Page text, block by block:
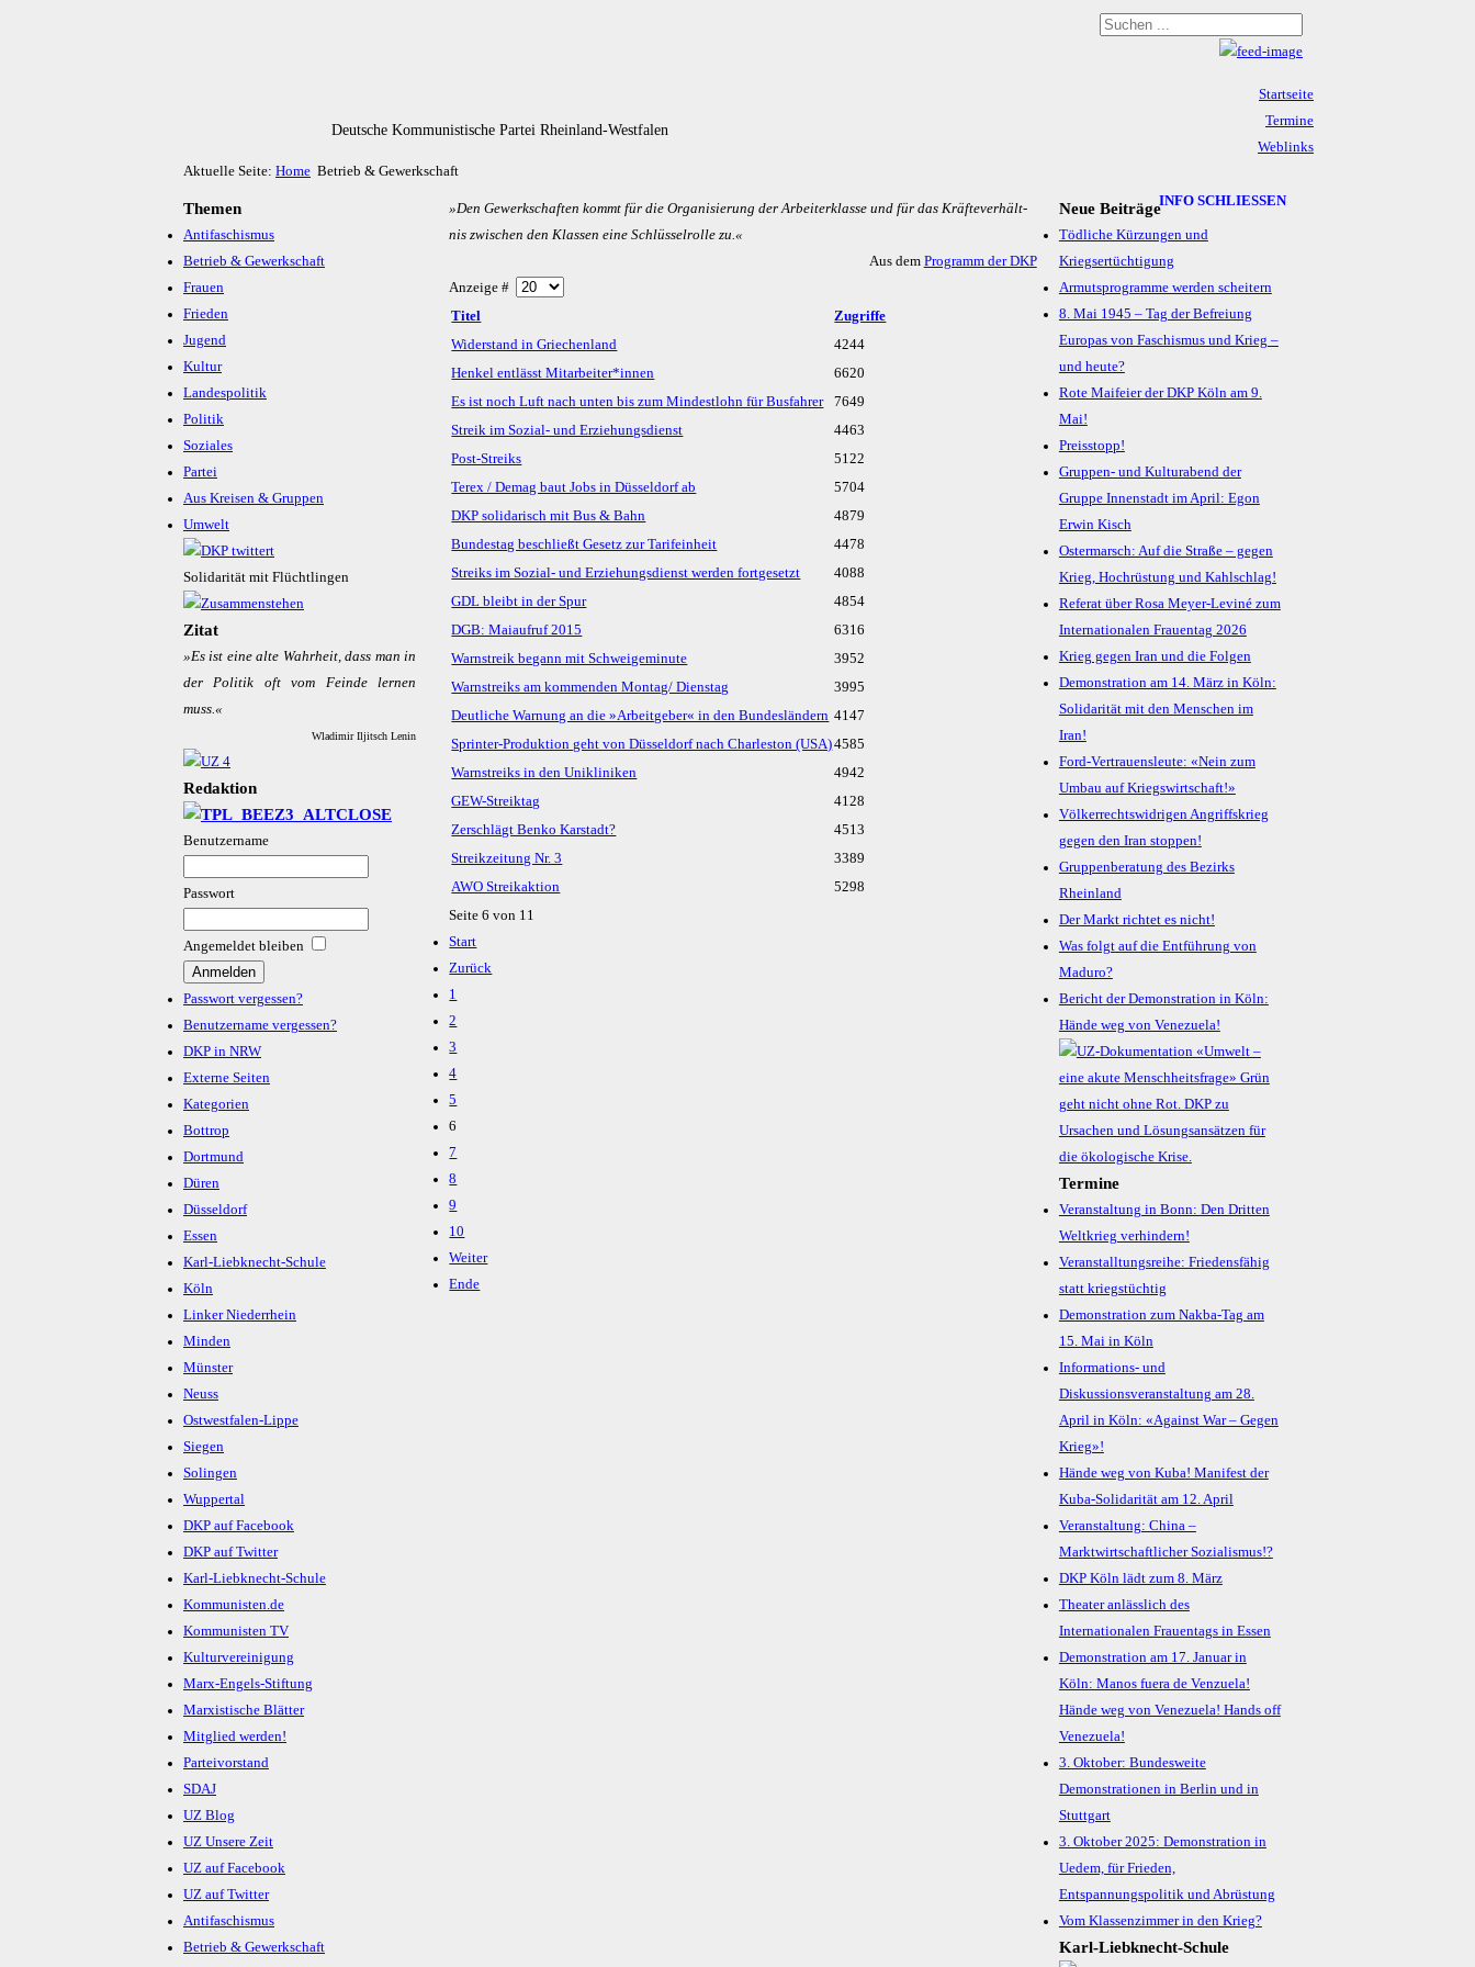
Deutsche Kommunistische Partei Rheinland-Westfalen
Startseite
Termine
Weblinks
Impressum & Datenschutz
Aktuelle Seite: Home Betrieb & Gewerkschaft
Themen
Antifaschismus
Betrieb & Gewerkschaft
Frauen
Frieden
Jugend
Kultur
Landespolitik
Politik
Soziales
Partei
Aus Kreisen & Gruppen
Umwelt
Solidarität mit Flüchtlingen
Zitat
»Es ist ei­ne al­te Wahr­heit, dass man in
der Po­li­tik oft vom Fein­de ler­nen
muss.«
Wladimir Iljitsch Lenin
Redaktion
Benutzername
Passwort
Angemeldet bleiben
Passwort vergessen?
Benutzername vergessen?
DKP in NRW
Externe Seiten
Kategorien
Bottrop
Dortmund
Düren
Düsseldorf
Essen
Karl-Liebknecht-Schule
Köln
Linker Niederrhein
Minden
Münster
Neuss
Ostwestfalen-Lippe
Siegen
Solingen
Wuppertal
DKP auf Facebook
DKP auf Twitter
Karl-Liebknecht-Schule
Kommunisten.de
Kommunisten TV
Kulturvereinigung
Marx-Engels-Stiftung
Marxistische Blätter
Mitglied werden!
Parteivorstand
SDAJ
UZ Blog
UZ Unsere Zeit
UZ auf Facebook
UZ auf Twitter
Antifaschismus
Betrieb & Gewerkschaft
»Den Ge­werk­schaf­ten kommt für die Or­ga­ni­sie­rung der Ar­bei­ter­klas­se und für das Kräf­te­ver­hält­
nis zwi­schen den Klas­sen ei­ne Schlüs­sel­rol­le zu.«
Aus dem Programm der DKP
Anzeige #
Titel
Zugriffe
Widerstand in Griechenland
4244
Henkel entlässt Mitarbeiter*innen
6620
Es ist noch Luft nach unten bis zum Mindestlohn für Busfahrer
7649
Streik im Sozial- und Erziehungsdienst
4463
Post-Streiks
5122
Terex / Demag baut Jobs in Düsseldorf ab
5704
DKP solidarisch mit Bus & Bahn
4879
Bundestag beschließt Gesetz zur Tarifeinheit
4478
Streiks im Sozial- und Erziehungsdienst werden fortgesetzt
4088
GDL bleibt in der Spur
4854
DGB: Maiaufruf 2015
6316
Warnstreik begann mit Schweigeminute
3952
Warnstreiks am kommenden Montag/ Dienstag
3995
Deutliche Warnung an die »Arbeitgeber« in den Bundesländern 4147
Sprinter-Produktion geht von Düsseldorf nach Charleston (USA)4585
Warn­streiks in den Uni­kli­ni­ken
4942
GEW-Streiktag
4128
Zerschlägt Benko Karstadt?
4513
Streikzeitung Nr. 3
3389
AWO Streikaktion
5298
Seite 6 von 11
Start
Zurück
1
2
3
4
5
6
7
8
9
10
Weiter
Ende
INFO SCHLIESSEN
Neue Beiträge
Tödliche Kürzungen und
Kriegsertüchtigung
Armutsprogramme werden scheitern
8. Mai 1945 – Tag der Befreiung
Europas von Faschismus und Krieg –
und heute?
Rote Maifeier der DKP Köln am 9.
Mai!
Preisstopp!
Gruppen- und Kulturabend der
Gruppe Innenstadt im April: Egon
Erwin Kisch
Ostermarsch: Auf die Straße – gegen
Krieg, Hochrüstung und Kahlschlag!
Referat über Rosa Meyer-Leviné zum
Internationalen Frauentag 2026
Krieg gegen Iran und die Folgen
Demonstration am 14. März in Köln:
Solidarität mit den Menschen im
Iran!
Ford-Vertrauensleute: «Nein zum
Umbau auf Kriegswirtschaft!»
Völkerrechtswidrigen Angriffskrieg
gegen den Iran stoppen!
Gruppenberatung des Bezirks
Rheinland
Der Markt richtet es nicht!
Was folgt auf die Entführung von
Maduro?
Bericht der Demonstration in Köln:
Hände weg von Venezuela!
Termine
Veranstaltung in Bonn: Den Dritten
Weltkrieg verhindern!
Veranstalltungsreihe: Friedensfähig
statt kriegstüchtig
Demonstration zum Nakba-Tag am
15. Mai in Köln
Informations- und
Diskussionsveranstaltung am 28.
April in Köln: «Against War – Gegen
Krieg»!
Hände weg von Kuba! Manifest der
Kuba-Solidarität am 12. April
Veranstaltung: China –
Marktwirtschaftlicher Sozialismus!?
DKP Köln lädt zum 8. März
Theater anlässlich des
Internationalen Frauentags in Essen
Demonstration am 17. Januar in
Köln: Manos fuera de Venzuela!
Hände weg von Venezuela! Hands off
Venezuela!
3. Oktober: Bundesweite
Demonstrationen in Berlin und in
Stuttgart
3. Oktober 2025: Demonstration in
Uedem, für Frieden,
Entspannungspolitik und Abrüstung
Vom Klassenzimmer in den Krieg?
Karl-Liebknecht-­Schule